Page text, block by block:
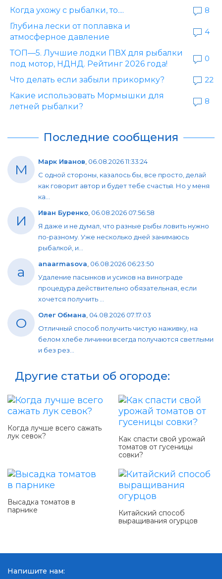
Когда ухожу с рыбалки, то....
8
Глубина лески от поплавка и
атмосферное давление
4
ТОП—5. Лучшие лодки ПВХ для рыбалки
под мотор, НДНД. Рейтинг 2026 года!
0
Что делать если забыли прикормку?
22
Какие использовать Мормышки для
летней рыбалки?
8
Последние сообщения
М Марк Иванов, 06.08.2026 11:33:24
С одной стороны, казалось бы, все просто, делай
как говорит автор и будет тебе счастья. Но у меня
ка...
И Иван Буренко, 06.08.2026 07:56:58
Я даже и не думал, что разные рыбы ловить нужно
по-разному. Уже несколько дней занимаюсь
рыбалкой, и...
a anaarmasova, 06.08.2026 06:23:50
Удаление пасынков и усиков на винограде
процедура действительно обязательная, если
хочется получить ...
О Олег Обмана, 04.08.2026 07:17:03
Отличный способ получить чистую наживку, на
белом хлебе личинки всегда получаются светлыми
и без рез...
Другие статьи об огороде:
Когда лучше всего сажать
лук севок?
Как спасти свой урожай
томатов от гусеницы
совки?
Высадка томатов в
парнике
Китайский способ
выращивания огурцов
Напишите нам: